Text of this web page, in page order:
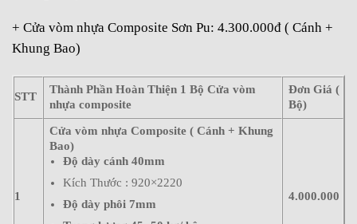
+ Cửa vòm nhựa Composite Sơn Pu: 4.300.000đ ( Cánh +
Khung Bao)
STT
Thành Phần Hoàn Thiện 1 Bộ Cửa vòm
nhựa composite
Đơn Giá (
Bộ)
1
Cửa vòm nhựa Composite ( Cánh + Khung
Bao)
Độ dày cánh 40mm
Kích Thước : 920×2220
Độ dày phôi 7mm
4.000.000